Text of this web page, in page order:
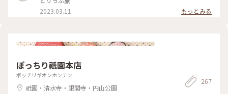
2023.03.11
もっとみる
ぽっちり祇園本店
ポッチリギオンホンテン
祇園・清水寺・銀閣寺・円山公園
267